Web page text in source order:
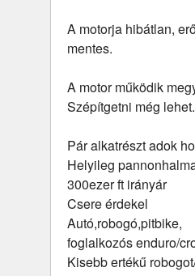
A motorja hibátlan,
mentes.
A motor működik
Szépítgetni még lehet.
Pár alkatrészt adok
Helyileg
300ezer ft irányár
Csere érdekel
Autó,robogó,pitbike,
foglalkozós enduro/
Kisebb ertékű